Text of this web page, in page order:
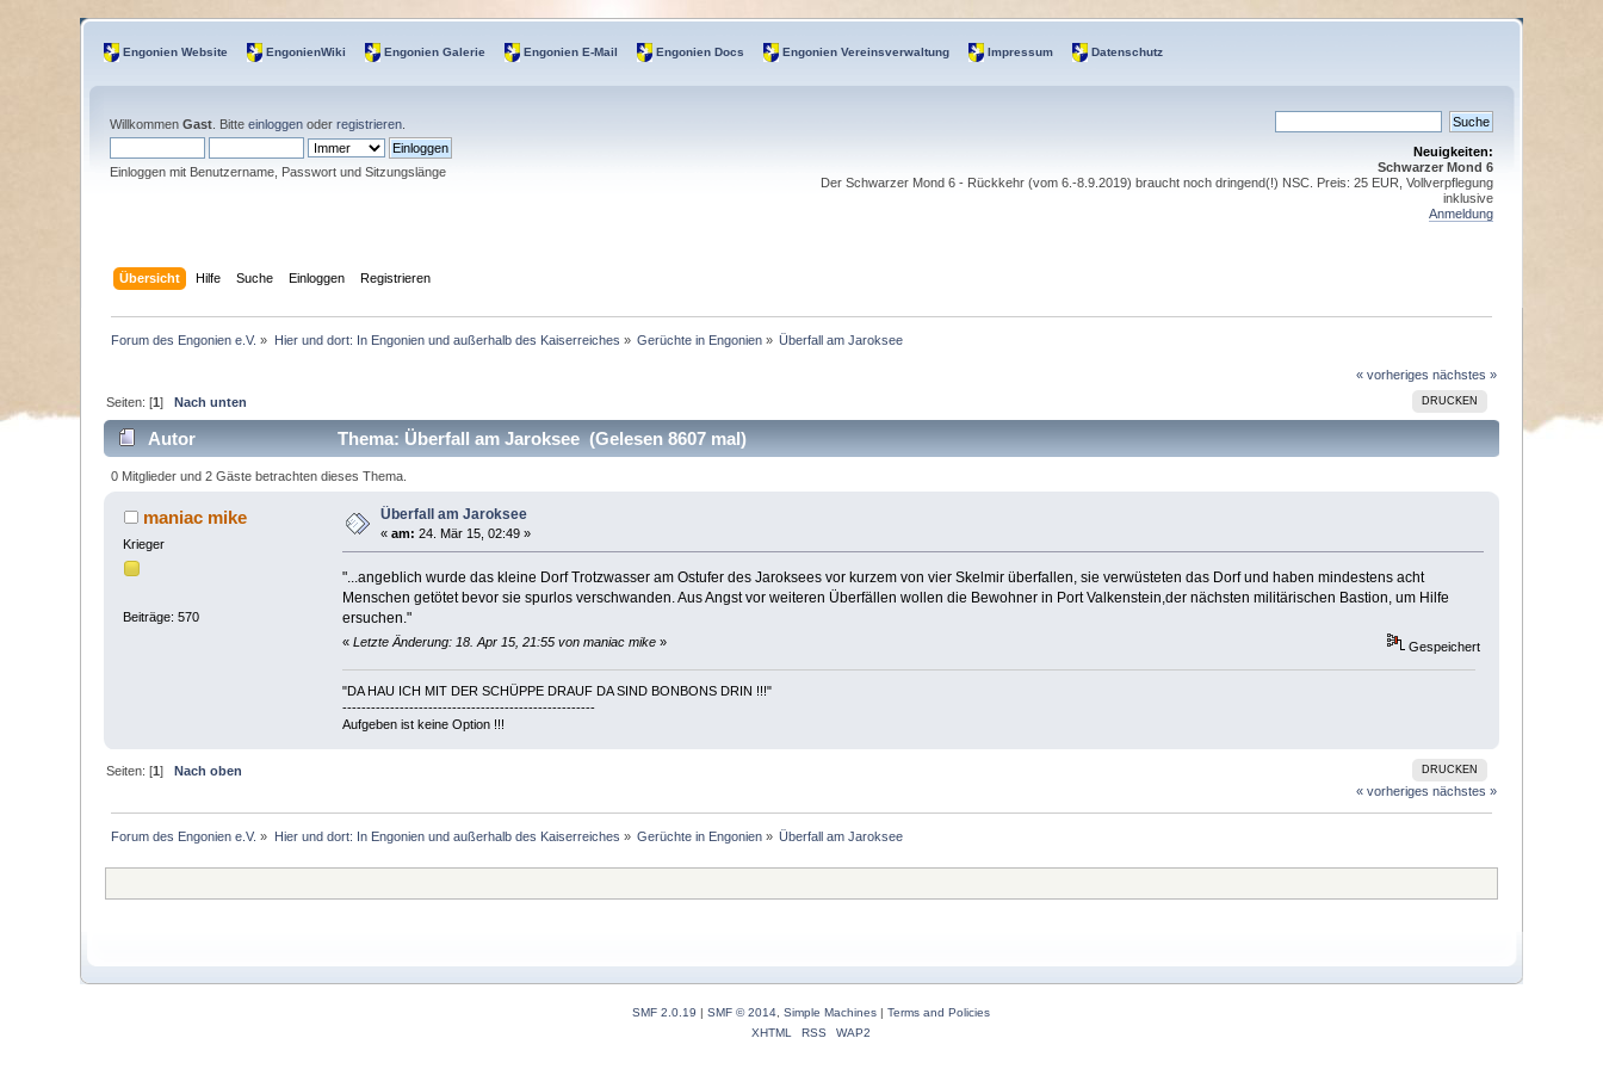
Engonien Website EngonienWiki Engonien Galerie Engonien E-Mail Engonien Docs Engonien Vereinsverwaltung Impressum Datenschutz
WillkommenGast . Bitteeinloggen oderregistrieren
Einloggen mit Benutzername, Passwort und Sitzungslänge
Neuigkeiten:
Schwarzer Mond 6
Der Schwarzer Mond 6 - Rückkehr (vom 6.-8.9.2019) braucht noch dringend(!) NSC. Preis: 25 EUR, Vollverpflegung
inklusive
Anmeldung
Übersicht Hilfe Suche Einloggen Registrieren
Forum des Engonien e.V. » Hier und dort: In Engonien und außerhalb des Kaiserreiches » Gerüchte in Engonien » Überfall am Jaroksee
« vorheriges nächstes »
DRUCKEN
Seiten: [1]Nach unten
Autor Thema: Überfall am Jaroksee (Gelesen 8607 mal)
0 Mitglieder und 2 Gäste betrachten dieses Thema.
maniac mike
Krieger
Beiträge: 570
Überfall am Jaroksee
«am: 24. Mär 15, 02:49 »
"...angeblich wurde das kleine Dorf Trotzwasser am Ostufer des Jaroksees vor kurzem von vier Skelmir überfallen, sie verwüsteten das Dorf und haben mindestens acht
Menschen getötet bevor sie spurlos verschwanden. Aus Angst vor weiteren Überfällen wollen die Bewohner in Port Valkenstein,der nächsten militärischen Bastion, um Hilfe
ersuchen."
« Letzte Änderung: 18. Apr 15, 21:55 von maniac mike» Gespeichert
"DA HAU ICH MIT DER SCHÜPPE DRAUF DA SIND BONBONS DRIN !!!"
-----------------------------------------------------
Aufgeben ist keine Option !!!
DRUCKEN
Seiten: [1]
Nach oben
« vorheriges nächstes »
Forum des Engonien e.V. » Hier und dort: In Engonien und außerhalb des Kaiserreiches » Gerüchte in Engonien » Überfall am Jaroksee
SMF 2.0.19 | SMF © 2014, Simple Machines| Terms and Policies
XHTML
RSS WAP2